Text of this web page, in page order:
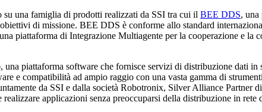
su una famiglia di prodotti realizzati da SSI tra cui il BEE DDS,
di missione. BEE DDS è conforme allo standard
piattaforma di Integrazione Multiagente per la cooperazione e la
piattaforma software che fornisce servizi di distribuzione dati
e compatibilità ad ampio raggio con una vasta gamma di
da SSI e dalla società Robotronix, Silver Alliance
applicazioni senza preoccuparsi della distribuzione in